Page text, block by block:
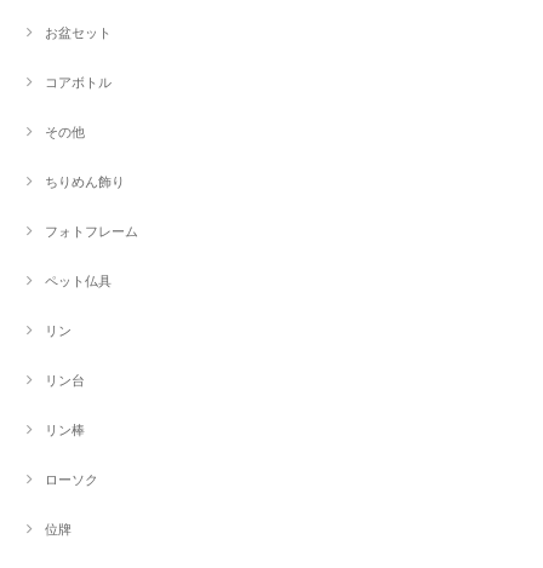
お盆セット
コアボトル
その他
ちりめん飾り
フォトフレーム
ペット仏具
リン
リン台
リン棒
ローソク
位牌